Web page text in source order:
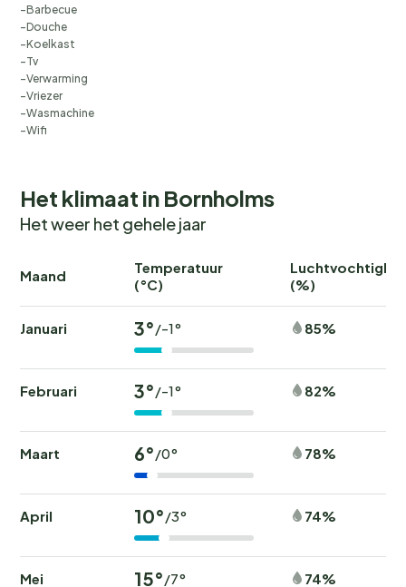
Barbecue
Douche
Koelkast
Tv
Verwarming
Vriezer
Wasmachine
Wifi
Het klimaat in Bornholms
Het weer het gehele jaar
Maand
Temperatuur
(°C)
(%)
Januari 3°/-1° 85%
Februari 3°/-1° 82%
Maart 6°/0° 78%
April 10°/3° 74%
Mei 15°/7° 74%